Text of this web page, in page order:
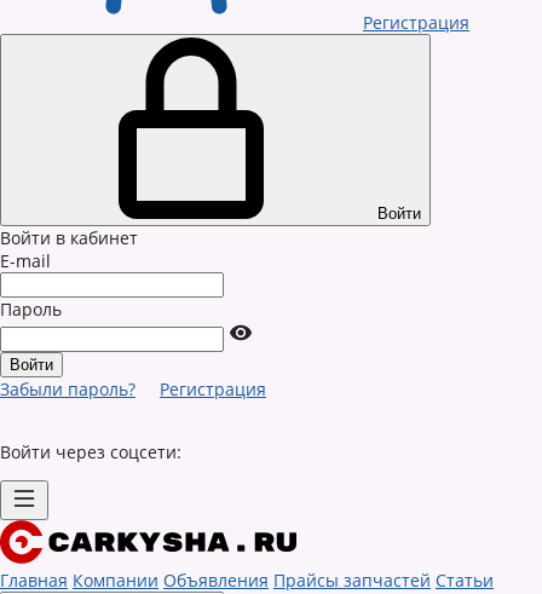
Регистрация
Войти
Войти в кабинет
E-mail
Пароль
Забыли пароль? Регистрация
Войти через соцсети:
Главная Компании Объявления Прайсы запчастей Статьи